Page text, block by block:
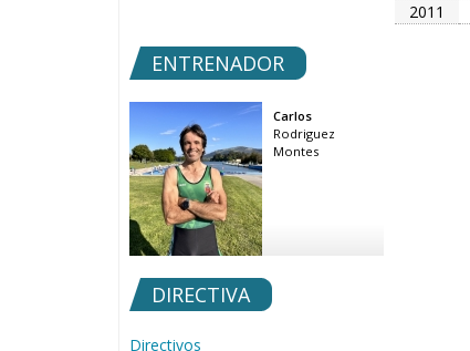
2011
ENTRENADOR
Carlos
Rodriguez
Montes
DIRECTIVA
Directivos